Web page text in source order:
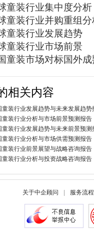
童装行业集中度分析
童装行业并购重组分
童装行业发展趋势
童装行业市场前景
童装市场对标国外
相关内容
装行业发展趋势与未来发展趋势
装行业分析与市场前景预测报告
装行业发展趋势与未来前景预测
装行业分析与市场供需预测报告
装行业前景展望与战略咨询报告
装行业分析与投资战略咨询报告
关于中企顾问 服务流程